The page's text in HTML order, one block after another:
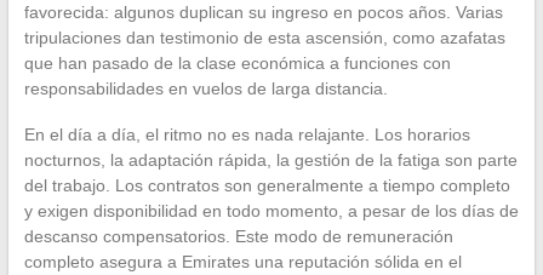
favorecida: algunos duplican su ingreso en pocos años. Varias
tripulaciones dan testimonio de esta ascensión, como azafatas
que han pasado de la clase económica a funciones con
responsabilidades en vuelos de larga distancia.
En el día a día, el ritmo no es nada relajante. Los horarios
nocturnos, la adaptación rápida, la gestión de la fatiga son parte
del trabajo. Los contratos son generalmente a tiempo completo
y exigen disponibilidad en todo momento, a pesar de los días de
descanso compensatorios. Este modo de remuneración
completo asegura a Emirates una reputación sólida en el